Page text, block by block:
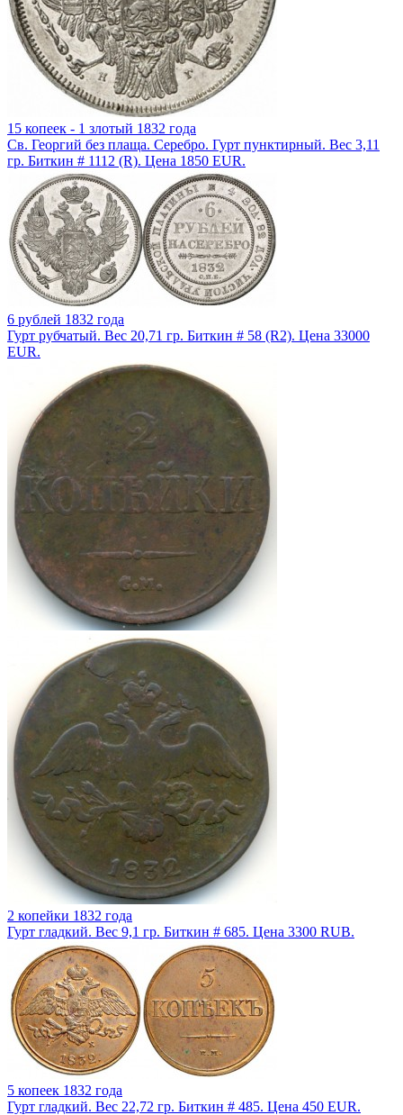
15 копеек - 1 злотый 1832 года
Св. Георгий без плаща. Серебро. Гурт пунктирный. Вес 3,11
гр. Биткин # 1112 (R). Цена 1850 EUR.
6 рублей 1832 года
Гурт рубчатый. Вес 20,71 гр. Биткин # 58 (R2). Цена 33000
EUR.
2 копейки 1832 года
Гурт гладкий. Вес 9,1 гр. Биткин # 685. Цена 3300 RUB.
5 копеек 1832 года
Гурт гладкий. Вес 22,72 гр. Биткин # 485. Цена 450 EUR.